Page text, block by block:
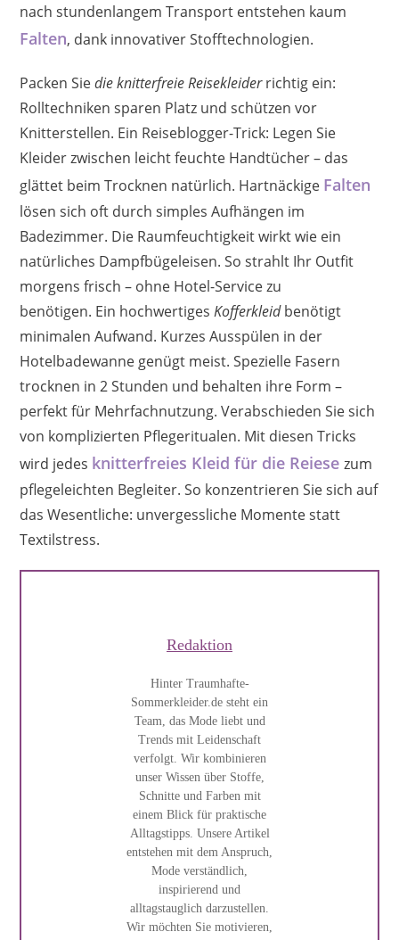
nach stundenlangem Transport entstehen kaum
Falten, dank innovativer Stofftechnologien.
Packen Siedie knitterfreie Reisekleiderrichtig ein:
Rolltechniken sparen Platz und schützen vor
Knitterstellen. Ein Reiseblogger-Trick: Legen Sie
Kleider zwischen leicht feuchte Handtücher – das
glättet beim Trocknen natürlich. Hartnäckige Falten
lösen sich oft durch simples Aufhängen im
Badezimmer. Die Raumfeuchtigkeit wirkt wie ein
natürliches Dampfbügeleisen. So strahlt Ihr Outfit
morgens frisch – ohne Hotel-Service zu
benötigen. Ein hochwertigesKofferkleidbenötigt
minimalen Aufwand. Kurzes Ausspülen in der
Hotelbadewanne genügt meist. Spezielle Fasern
trocknen in 2 Stunden und behalten ihre Form –
perfekt für Mehrfachnutzung. Verabschieden Sie sich
von komplizierten Pflegeritualen. Mit diesen Tricks
wird jedes knitterfreies Kleid für die Reiese zum
pflegeleichten Begleiter. So konzentrieren Sie sich auf
das Wesentliche: unvergessliche Momente statt
Textilstress.
Redaktion
Hinter Traumhafte-
Sommerkleider.de steht ein
Team, das Mode liebt und
Trends mit Leidenschaft
verfolgt. Wir kombinieren
unser Wissen über Stoffe,
Schnitte und Farben mit
einem Blick für praktische
Alltagstipps. Unsere Artikel
entstehen mit dem Anspruch,
Mode verständlich,
inspirierend und
alltagstauglich darzustellen.
Wir möchten Sie motivieren,